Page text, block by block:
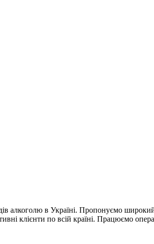
алкоголю в Україні. Пропонуємо
клієнти по всій країні. Працюємо